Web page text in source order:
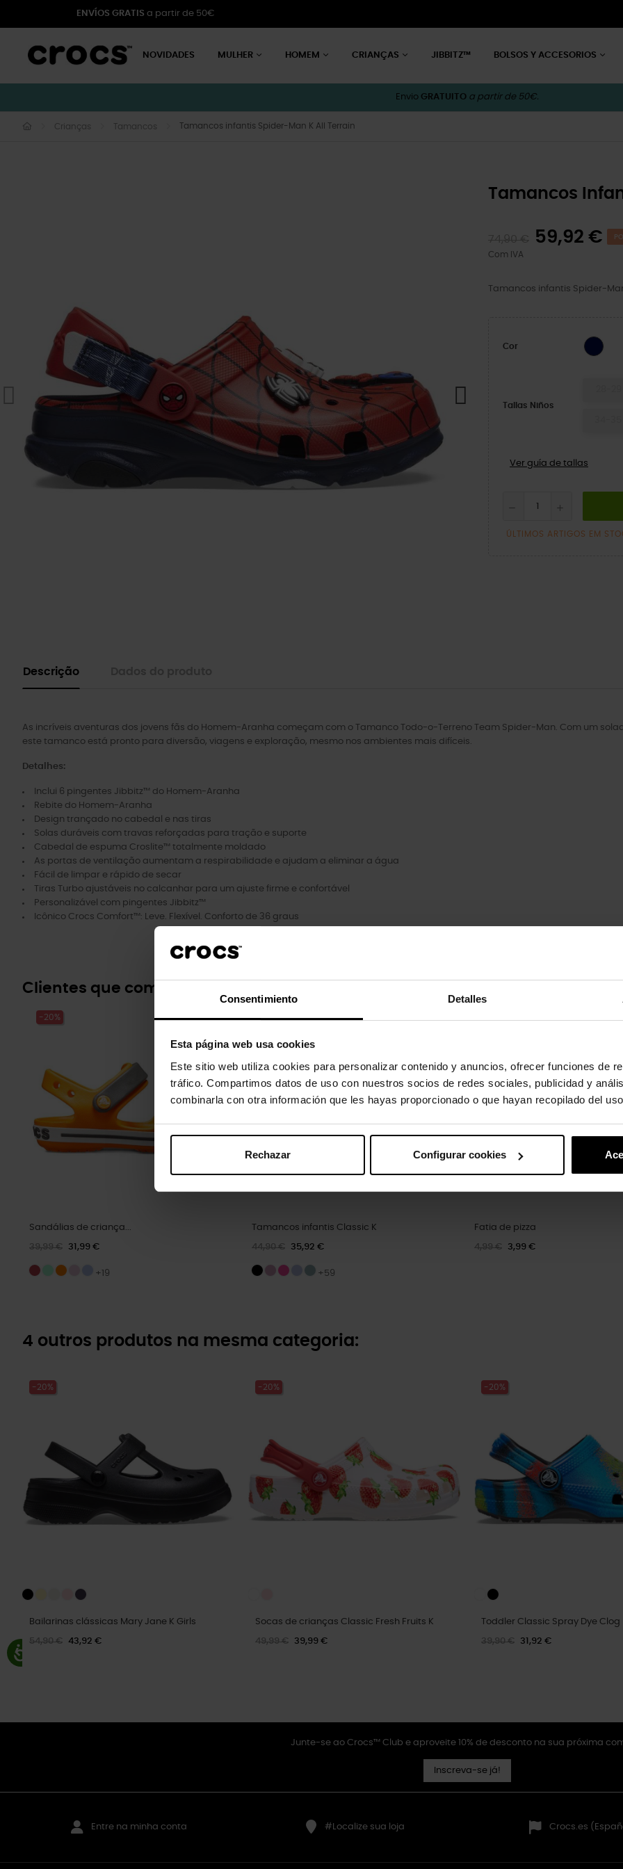
Consentimiento Detalles
Esta página web usa cookies
Este sitio web utiliza cookies para personalizar contenido y anuncios, ofrecer funciones de
tráfico. Compartimos datos de uso con nuestros socios de redes sociales, publicidad y
combinarla con otra información que les hayas proporcionado o que hayan recopilado del
Rechazar Configurar cookies
ENVÍOS GRATIS a partir de 50€
NOVIDADES MULHER HOMEM CRIANÇAS JIBBITZ™ BOLSOS Y ACCESORIOS
Envio GRATUITO a partir de 50€.
Crianças Tamancos Tamancos infantis Spider-Man K All Terrain
Tamancos
59,92 €
Com IVA
Tamancos infantis Spider-
Cor NAVY
Tallas Niños
Ver guía de tallas
ÚLTIMOS ARTIGOS EM
Descrição
As incríveis aventuras dos jovens fãs do Homem-Aranha começam com o Tamanco Todo-o-Terreno Team Spider-Man. Com um
este tamanco está pronto para diversão, viagens e exploração, mesmo nos ambientes mais difíceis.
Detalhes:
Inclui 6 pingentes Jibbitz™ do Homem-Aranha
Rebite do Homem-Aranha
Design trançado no cabedal e nas tiras
Solas duráveis ​​com travas reforçadas para tração e suporte
Cabedal de espuma Croslite™ totalmente moldado
As portas de ventilação aumentam a respirabilidade e ajudam a eliminar a água
Fácil de limpar e rápido de secar
Tiras Turbo ajustáveis ​​no calcanhar para um ajuste firme e confortável
Personalizável com pingentes Jibbitz™
Icônico Crocs Comfort™: Leve. Flexível. Conforto de 36 graus
Clientes que compraram este produto também compraram:
-20%
Sandálias de criança...
39,99 € 31,99 €
+19
-20%
Tamancos infantis Classic K
44,90 € 35,92 €
+59
Fatia de pizza
4,99 € 3,99 €
4 outros produtos na mesma categoria:
-20%
Bailarinas clássicas Mary Jane K Girls
54,90 € 43,92 €
-20%
Socas de crianças Classic Fresh Fruits K
49,99 € 39,99 €
-20%
Toddler Classic Spray Dye Clog
39,90 € 31,92 €
Junte-se ao Crocs™ Club e aproveite 10% de desconto na sua próxima
Inscreva-se já!
Entre na minha conta #Localize sua loja Crocs.es